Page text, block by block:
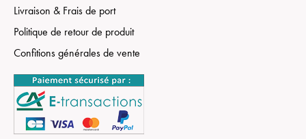
Livraison & Frais de port
Politique de retour de produit
Confitions générales de vente